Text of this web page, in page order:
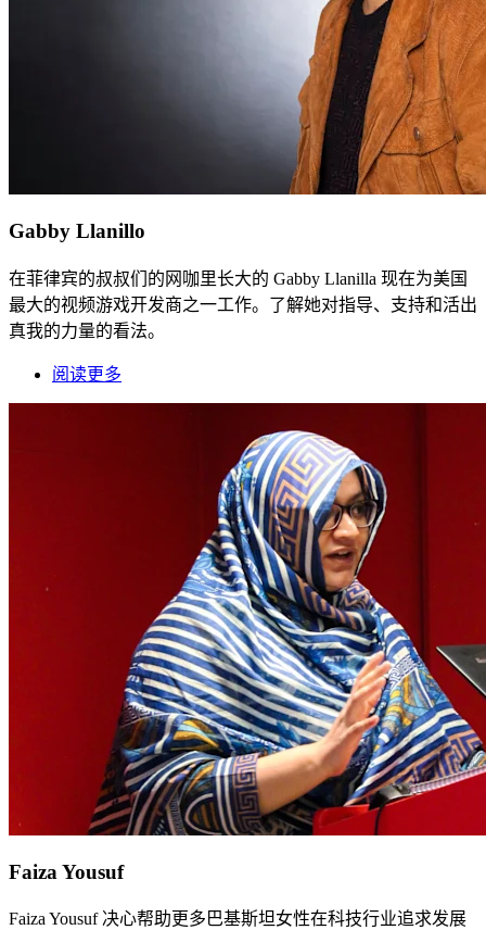
Gabby Llanillo
在菲律宾的叔叔们的网咖里长大的 Gabby Llanilla 现在为美国
最大的视频游戏开发商之一工作。了解她对指导、支持和活出
真我的力量的看法。
阅读更多
Faiza Yousuf
Faiza Yousuf 决心帮助更多巴基斯坦女性在科技行业追求发展